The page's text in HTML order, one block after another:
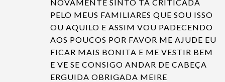
NOVAMENTE SINTO TA CRITICADA
PELO MEUS FAMILIARES QUE SOU ISSO
OU AQUILO E ASSIM VOU PADECENDO
AOS POUCOS POR FAVOR ME AJUDE EU
FICAR MAIS BONITA E ME VESTIR BEM
E VE SE CONSIGO ANDAR DE CABEÇA
ERGUIDA OBRIGADA MEIRE